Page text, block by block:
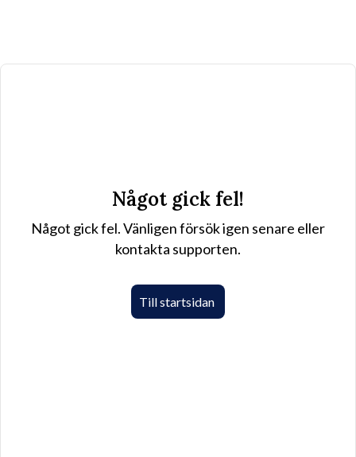
Något gick fel!
Något gick fel. Vänligen försök igen senare eller
kontakta supporten.
Till startsidan